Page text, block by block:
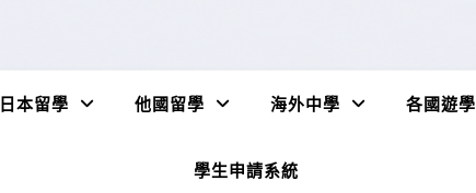
日本留學 他國留學 海外中學 各國遊學
學生申請系統